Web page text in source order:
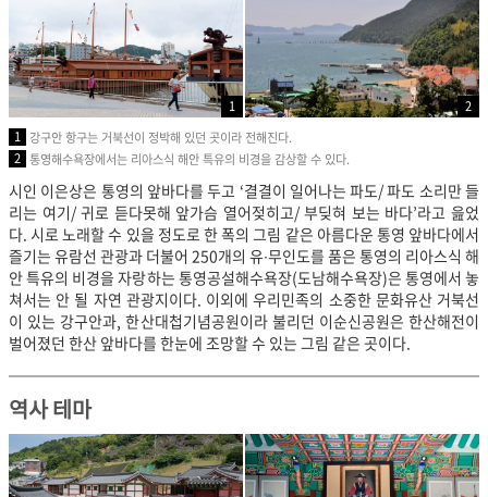
1
2
1 강구안 항구는 거북선이 정박해 있던 곳이라 전해진다.
2 통영해수욕장에서는 리아스식 해안 특유의 비경을 감상할 수 있다.
시인 이은상은 통영의 앞바다를 두고 ‘결결이 일어나는 파도/ 파도 소리만 들
리는 여기/ 귀로 듣다못해 앞가슴 열어젖히고/ 부딪혀 보는 바다’라고 읊었
다. 시로 노래할 수 있을 정도로 한 폭의 그림 같은 아름다운 통영 앞바다에서
즐기는 유람선 관광과 더불어 250개의 유∙무인도를 품은 통영의 리아스식 해
안 특유의 비경을 자랑하는 통영공설해수욕장(도남해수욕장)은 통영에서 놓
쳐서는 안 될 자연 관광지이다. 이외에 우리민족의 소중한 문화유산 거북선
이 있는 강구안과, 한산대첩기념공원이라 불리던 이순신공원은 한산해전이
벌어졌던 한산 앞바다를 한눈에 조망할 수 있는 그림 같은 곳이다.
역사 테마